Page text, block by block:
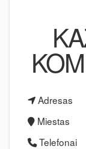
Adresas
Miestas
Telefonai